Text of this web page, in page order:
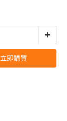
立即購買